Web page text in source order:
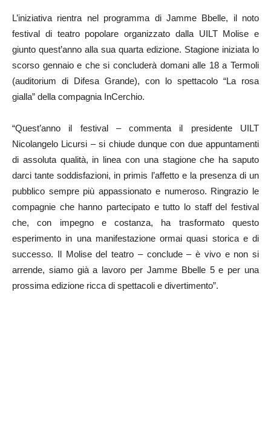
L’iniziativa rientra nel programma di Jamme Bbelle, il noto
festival di teatro popolare organizzato dalla UILT Molise e
giunto quest’anno alla sua quarta edizione. Stagione iniziata lo
scorso gennaio e che si concluderà domani alle 18 a Termoli
(auditorium di Difesa Grande), con lo spettacolo “La rosa
gialla” della compagnia InCerchio.
“Quest’anno il festival – commenta il presidente UILT
Nicolangelo Licursi – si chiude dunque con due appuntamenti
di assoluta qualità, in linea con una stagione che ha saputo
darci tante soddisfazioni, in primis l’affetto e la presenza di un
pubblico sempre più appassionato e numeroso. Ringrazio le
compagnie che hanno partecipato e tutto lo staff del festival
che, con impegno e costanza, ha trasformato questo
esperimento in una manifestazione ormai quasi storica e di
successo. Il Molise del teatro – conclude – è vivo e non si
arrende, siamo già a lavoro per Jamme Bbelle 5 e per una
prossima edizione ricca di spettacoli e divertimento”.